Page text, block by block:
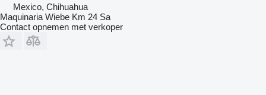
Mexico, Chihuahua
Maquinaria Wiebe Km 24 Sa
Contact opnemen met verkoper